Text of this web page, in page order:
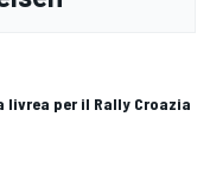
livrea per il Rally Croazia